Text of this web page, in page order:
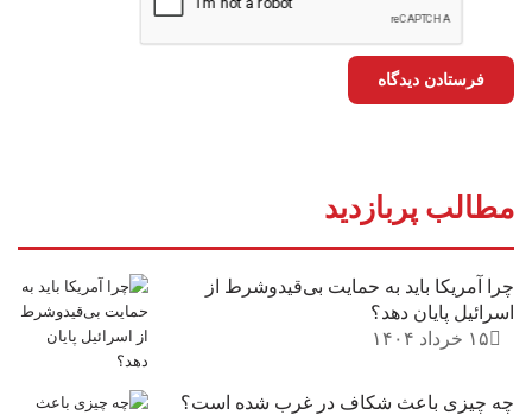
مطالب پربازدید
چرا آمریکا باید به حمایت بی‌قیدوشرط از
اسرائیل پایان دهد؟
۱۵ خرداد ۱۴۰۴
چه چیزی باعث شکاف در غرب شده است؟